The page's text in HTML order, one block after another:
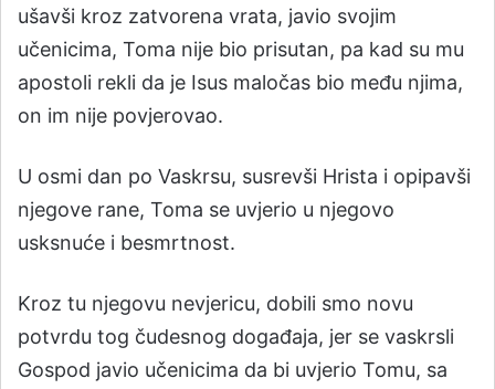
ušavši kroz zatvorena vrata, javio svojim
učenicima, Toma nije bio prisutan, pa kad su mu
apostoli rekli da je Isus maločas bio među njima,
on im nije povjerovao.
U osmi dan po Vaskrsu, susrevši Hrista i opipavši
njegove rane, Toma se uvjerio u njegovo
usksnuće i besmrtnost.
Kroz tu njegovu nevjericu, dobili smo novu
potvrdu tog čudesnog događaja, jer se vaskrsli
Gospod javio učenicima da bi uvjerio Tomu, sa